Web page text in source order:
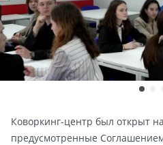
Коворкинг-центр был открыт
предусмотренные